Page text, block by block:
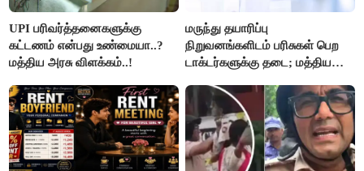
UPI பரிவர்த்தனைகளுக்கு
கட்டணம் என்பது உண்மையா..?
மத்திய அரசு விளக்கம்..!
மருந்து தயாரிப்பு
நிறுவனங்களிடம் பரிசுகள் பெற
டாக்டர்களுக்கு தடை; மத்திய